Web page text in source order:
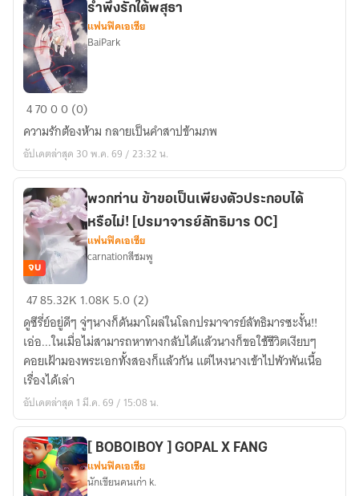
รำพึง
ใต้
พสุธา
รำพึงรักใต้พสุธา
แฟนฟิคเอเชีย
BaiPark
47000 (0)
ความรักต้องห้าม กลายเป็นคำสาปข้ามภพ
อัปเดตล่าสุด 30 พ.ค. 69 / 23:32 น.
พวก
ท่าน
ข้า
ขอ
เป็น
เพียง
ตัวประกอบ
ได้
หรือ
ไม่!
[ปรมาจารย์
จบ
พวกท่าน ข้าขอเป็นเพียงตัวประกอบได้
หรือไม่! [ปรมาจารย์ลัทธิมาร OC]
แฟนฟิคเอเชีย
carnationสีชมพู
4785.32K 1.08K 5.0 (2)
ดูซีรี่ย์อยู่ดีๆ จู่ๆนางก็ดันมาโผล่ในโลกปรมาจารย์ลัทธิมารซะงั้น!!
เอ่อ...ในเมื่อไม่สามารถหาทางกลับได้แล้วนางก็ขอใช้ชีวิตเงียบๆ
คอยเฝ้ามองพระเอกทั้งสองก็แล้วกัน แต่ไหงนางเข้าไปพัวพันเนื้อ
เรื่องได้เล่า
อัปเดตล่าสุด 1 มี.ค. 69 / 15:08 น.
[ BOBOIBOY ] GOPAL X FANG
แฟนฟิคเอเชีย
นักเขียนคนเก่า k.